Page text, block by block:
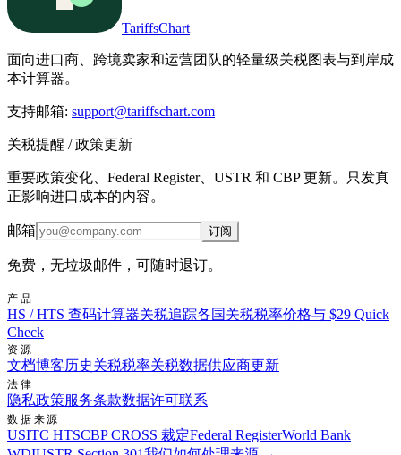
TariffsChart
面向进口商、跨境卖家和运营团队的轻量级关税图表与到岸成
本计算器。
支持邮箱: support@tariffschart.com
关税提醒 / 政策更新
重要政策变化、Federal Register、USTR 和 CBP 更新。只发真
正影响进口成本的内容。
邮箱 订阅
免费，无垃圾邮件，可随时退订。
产品
HS / HTS 查码计算器关税追踪各国关税税率价格与 $29 Quick
Check
资源
文档博客历史关税税率关税数据供应商更新
法律
隐私政策服务条款数据许可联系
数据来源
USITC HTSCBP CROSS 裁定Federal RegisterWorld Bank